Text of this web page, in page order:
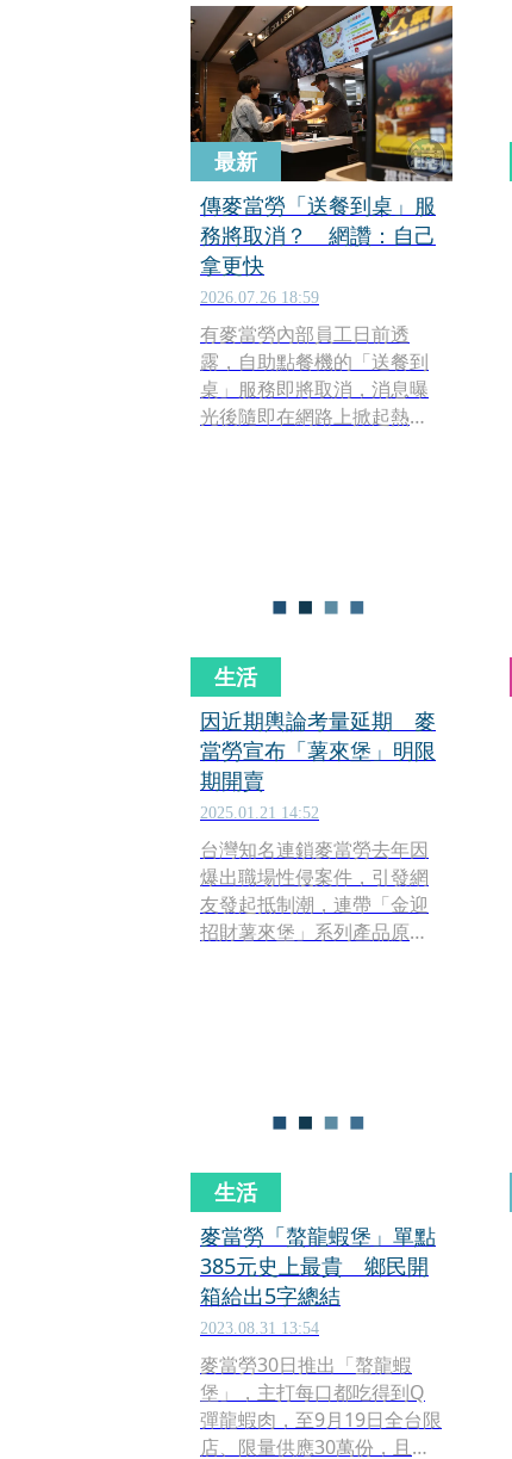
最新
傳麥當勞「送餐到桌」服
務將取消？ 網讚：自己
拿更快
2026.07.26 18:59
有麥當勞內部員工日前透
露，自助點餐機的「送餐到
桌」服務即將取消，消息曝
光後隨即在網路上掀起熱烈
生活
因近期輿論考量延期 麥
當勞宣布「薯來堡」明限
期開賣
2025.01.21 14:52
台灣知名連鎖麥當勞去年因
爆出職場性侵案件，引發網
友發起抵制潮，連帶「金迎
招財薯來堡」系列產品原定1
日限期正式開賣。
生活
麥當勞「螯龍蝦堡」單點
385元史上最貴 鄉民開
箱給出5字總結
2023.08.31 13:54
麥當勞30日推出「螯龍蝦
堡」，主打每口都吃得到Q
彈龍蝦肉，至9月19日全台限
店、限量供應30萬份，且單